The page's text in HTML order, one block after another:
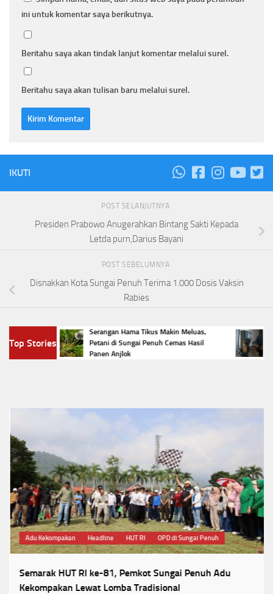
ini untuk komentar saya berikutnya.
Beritahu saya akan tindak lanjut komentar melalui surel.
Beritahu saya akan tulisan baru melalui surel.
IKUTI
POST SELANJUTNYA
Presiden Prabowo Anugerahkan Bintang Sakti Kepada
Letda purn,Darius Bayani
POST SEBELUMNYA
Disnakkan Kota Sungai Penuh Terima 1.000 Dosis Vaksin
Rabies
Top Stories
Serangan Hama Tikus Makin Meluas,
Petani di Sungai Penuh Cemas Hasil
Panen Anjlok
Viral
Adu Kekompakan Headline HUT RI OPD di Sungai Penuh
Semarak HUT RI ke-81, Pemkot Sungai Penuh Adu
Kekompakan Lewat Lomba Tradisional